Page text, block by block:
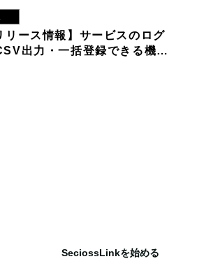
リース情報】サービスのログ
出力・一括登録できる機能
SeciossLinkを始める